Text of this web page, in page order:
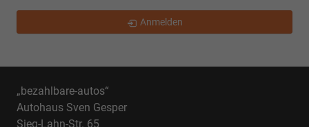
Anmelden
„bezahlbare-autos“
Autohaus Sven Gesper
Sieg-Lahn-Str. 65